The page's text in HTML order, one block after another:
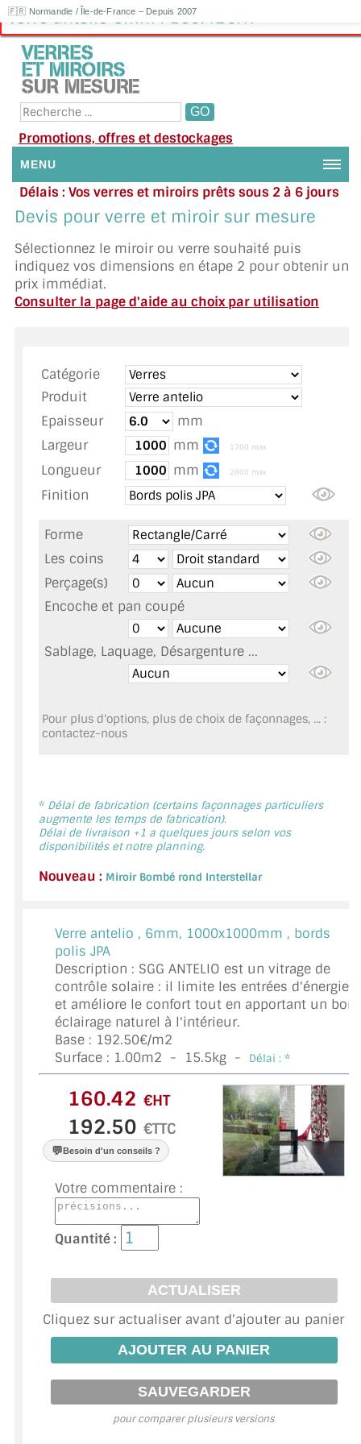
🇫🇷 Normandie / Île-de-France – Depuis 2007
Verre antelio 6mm : 160.42€HT
Promotions, offres et destockages
MENU
NOUS CONTACTER
DEMANDE DE DEVIS
SUIVI DE DEVIS
TOUS LES TARIFS AU M2
GUIDE : CHOIX PAR UTILISATION
INSPIRATIONS ET NOUVEAUTÉS
AMBIANCE LAITON BROSSÉ
MIROIR SUR MESURE
MIROIR VIEILLI
MIROIR DÉCORATIF DE COULEUR
LOTS DE MIROIRS EN MOZAÏQUE
MIROIR DE SALLE DE BAIN
MIROIR POUR SALLE DE SPORT
MIROIR POUR SALLE DE DANSE
MIROIR ENCADRÉ
VERRE SUR MESURE
VERRE EXTRACLAIR
VERRE TREMPÉ (SÉCURIT)
PAROI DE DOUCHE
VERRE FEUILLETÉ
VERRE ANTI-REFLET
VERRE LAQUÉ/CRÉDENCE
VERRE FEUILLETÉ/TREMPÉ
DALLE DE SOL EN VERRE
GARDE CORPS EN VERRE
VERRIÈRE TYPE ATELIER
PLEXIGLAS PMMA
Délais : Vos verres et miroirs prêts sous 2 à 6 jours
en moyenne
Besoin d'aide ?
Appelez ou envoyez un SMS au 06 79 92 33 38
Devis pour verre et miroir sur mesure
Sélectionnez le miroir ou verre souhaité puis
indiquez vos dimensions en étape 2 pour obtenir un
prix immédiat.
Consulter la page d'aide au choix par utilisation
Catégorie
Produit
Epaisseur
mm
Largeur
mm 1700 max
Longueur mm 2800 max
Finition
Forme
Les coins
Perçage(s)
Encoche et pan coupé
Sablage, Laquage, Désargenture ...
Pour plus d'options, plus de choix de façonnages, ... :
contactez-nous
* Délai de fabrication (certains façonnages particuliers
augmente les temps de fabrication).
Délai de livraison +1 a quelques jours selon vos
disponibilités et notre planning.
Nouveau : Miroir Bombé rond Interstellar
Verre antelio , 6mm, 1000x1000mm , bords
polis JPA
Description : SGG ANTELIO est un vitrage de
contrôle solaire : il limite les entrées d'énergie
et améliore le confort tout en apportant un bon
éclairage naturel à l'intérieur.
Base : 192.50€/m2
Surface : 1.00m2 - 15.5kg - Délai : *
€HT
€TTC
💬Besoin d'un conseils ?
Votre commentaire :
Quantité :
Cliquez sur actualiser avant d'ajouter au panier
pour comparer plusieurs versions